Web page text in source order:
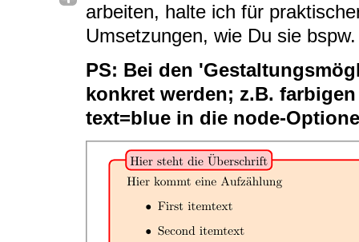
arbeiten, halte ich für
Umsetzungen, wie Du sie
PS: Bei den
konkret werden; z.B.
text=blue in die node-